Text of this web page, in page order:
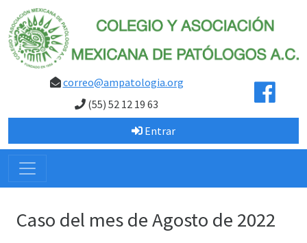
correo@ampatologia.org
(55) 52 12 19 63
Entrar
Caso del mes de Agosto de 2022